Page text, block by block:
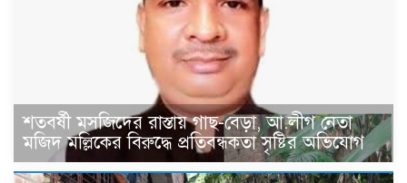
শতবর্ষী মসজিদের রাস্তায় গাছ-বেড়া, আ.লীগ নেতা
মজিদ মল্লিকের বিরুদ্ধে প্রতিবন্ধকতা সৃষ্টির অভিযোগ